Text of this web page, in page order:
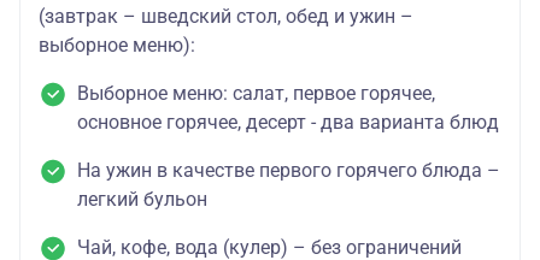
(завтрак – шведский стол, обед и ужин –
выборное меню):
Выборное меню: салат, первое горячее,
основное горячее, десерт - два варианта блюд
На ужин в качестве первого горячего блюда –
легкий бульон
Чай, кофе, вода (кулер) – без ограничений